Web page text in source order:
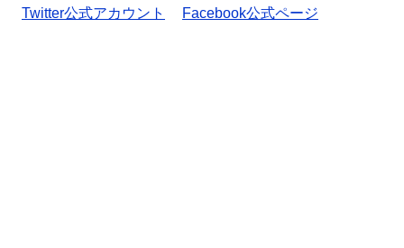
Twitter公式アカウント
Facebook公式ページ